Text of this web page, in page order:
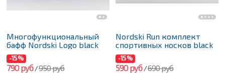
Многофункциональный
бафф Nordski Logo black
-15%
790 руб/950 руб
Nordski Run комплект
спортивных носков black
-15%
590 руб/690 руб